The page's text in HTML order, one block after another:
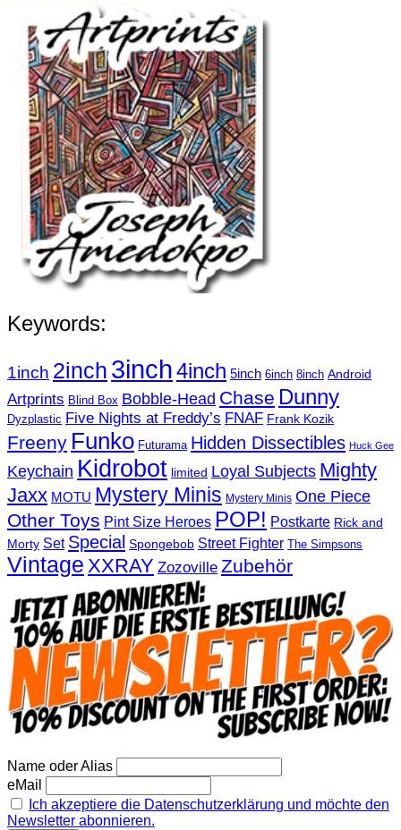
Keywords:
1inch 2inch 3inch4inch 5inch 6inch 8inch Android
Artprints Blind Box Bobble-Head Chase Dunny
Dyzplastic Five Nights at Freddy’s FNAF Frank Kozik
Freeny Funko Futurama Hidden Dissectibles Huck Gee
Keychain Kidrobot limited Loyal Subjects Mighty
Jaxx MOTU Mystery Minis Mystery Minis One Piece
Other Toys Pint Size Heroes POP! Postkarte Rick and
Morty Set Special Spongebob Street Fighter The Simpsons
Vintage XXRAY Zozoville Zubehör
Name oder Alias
eMail
Ich akzeptiere die Datenschutzerklärung und möchte den
Newsletter abonnieren.